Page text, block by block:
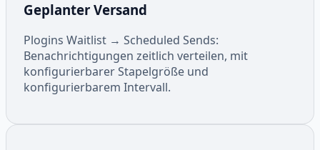
Geplanter Versand
Plogins Waitlist → Scheduled Sends:
Benachrichtigungen zeitlich verteilen, mit
konfigurierbarer Stapelgröße und
konfigurierbarem Intervall.